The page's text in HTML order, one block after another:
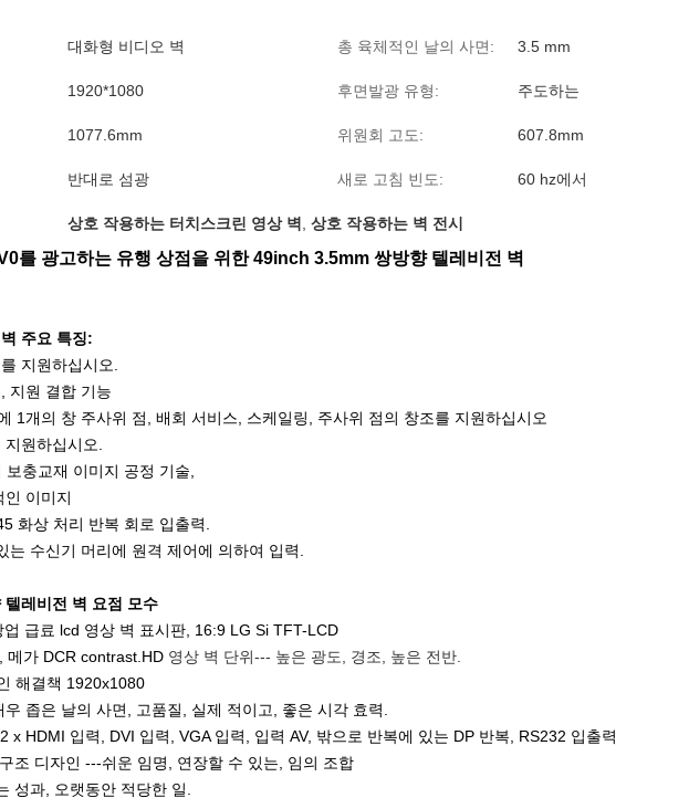
대화형 비디오 벽 총 육체적인 날의 사면: 3.5 mm
1920*1080 후면발광 유형: 주도하는
1077.6mm 위원회 고도: 607.8mm
반대로 섬광 새로 고침 빈도: 60 hz에서
상호 작용하는 터치스크린 영상 벽 상호 작용하는 벽 전시
를 광고하는 유행 상점을 위한 49inch 3.5mm 쌍방향 텔레비전 벽
주요 특징:
지원하십시오.
지원 결합 기능
1개의 창 주사위 점, 배회 서비스, 스케일링, 주사위 점의 창조를 지원하십시오
원하십시오.
보충교재 이미지 공정 기술,
인 이미지
화상 처리 반복 회로 입출력.
는 수신기 머리에 원격 제어에 의하여 입력.
레비전 벽 요점 모수
업 급료 lcd 영상 벽 표시판, 16:9 LG Si TFT-LCD
메가 DCR contrast.HD 영상 벽 단위--- 높은 광도, 경조, 높은 전반.
해결책 1920x1080
좁은 날의 사면, 고품질, 실제 적이고, 좋은 시각 효력.
x HDMI 입력, DVI 입력, VGA 입력, 입력 AV, 밖으로 반복에 있는 DP 반복, RS232 입출력
조 디자인 ---쉬운 임명, 연장할 수 있는, 임의 조합
성과, 오랫동안 적당한 일.